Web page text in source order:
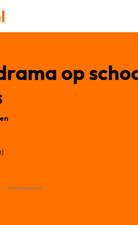
op
- Advertisement -